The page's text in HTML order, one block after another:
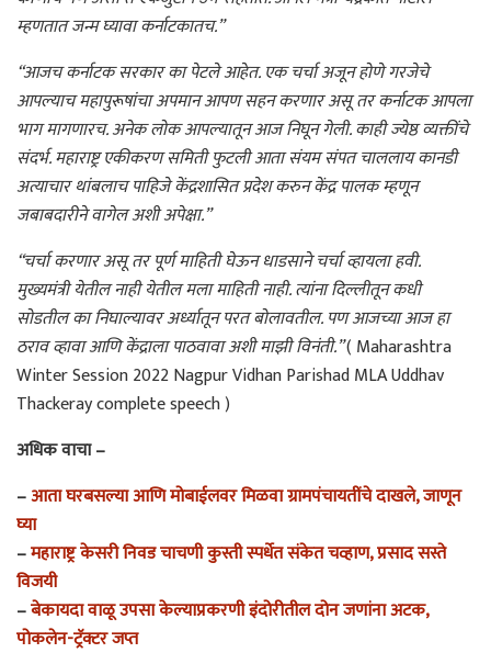
म्हणतात जन्म घ्यावा कर्नाटकातच.”
“आजच कर्नाटक सरकार का पेटले आहेत. एक चर्चा अजून होणे गरजेचे
आपल्याच महापुरूषांचा अपमान आपण सहन करणार असू तर कर्नाटक आपला
भाग मागणारच. अनेक लोक आपल्यातून आज निघून गेली. काही ज्येष्ठ व्यक्तींचे
संदर्भ. महाराष्ट्र एकीकरण समिती फुटली आता संयम संपत चाललाय कानडी
अत्याचार थांबलाच पाहिजे केंद्रशासित प्रदेश करुन केंद्र पालक म्हणून
जबाबदारीने वागेल अशी अपेक्षा.”
“चर्चा करणार असू तर पूर्ण माहिती घेऊन धाडसाने चर्चा व्हायला हवी.
मुख्यमंत्री येतील नाही येतील मला माहिती नाही. त्यांना दिल्लीतून कधी
सोडतील का निघाल्यावर अर्ध्यातून परत बोलावतील. पण आजच्या आज हा
ठराव व्हावा आणि केंद्राला पाठवावा अशी माझी विनंती.”( Maharashtra
Winter Session 2022 Nagpur Vidhan Parishad MLA Uddhav
Thackeray complete speech )
अधिक वाचा –
–आता घरबसल्या आणि मोबाईलवर मिळवा ग्रामपंचायतींचे दाखले, जाणून
घ्या
–महाराष्ट्र केसरी निवड चाचणी कुस्ती स्पर्धेत संकेत चव्हाण, प्रसाद सस्ते
विजयी
–बेकायदा वाळू उपसा केल्याप्रकरणी इंदोरीतील दोन जणांना अटक,
पोकलेन-ट्रॅक्टर जप्त